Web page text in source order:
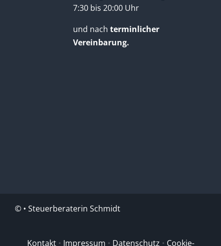
7:30 bis 20:00 Uhr
und nachterminlicher
Vereinbarung.
© • Steuerberaterin Schmidt
Kontakt• Impressum • Datenschutz • Cookie-